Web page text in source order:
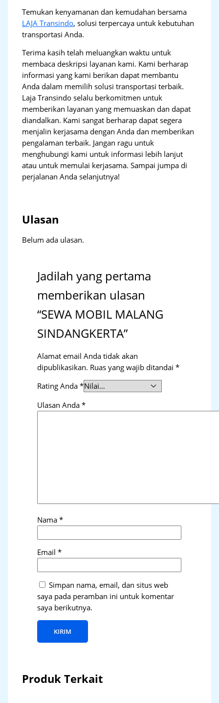
Temukan kenyamanan dan kemudahan bersama
LAJA Transindo, solusi terpercaya untuk kebutuhan
transportasi Anda.
Terima kasih telah meluangkan waktu untuk
membaca deskripsi layanan kami. Kami berharap
informasi yang kami berikan dapat membantu
Anda dalam memilih solusi transportasi terbaik.
Laja Transindo selalu berkomitmen untuk
memberikan layanan yang memuaskan dan dapat
diandalkan. Kami sangat berharap dapat segera
menjalin kerjasama dengan Anda dan memberikan
pengalaman terbaik. Jangan ragu untuk
menghubungi kami untuk informasi lebih lanjut
atau untuk memulai kerjasama. Sampai jumpa di
perjalanan Anda selanjutnya!
Ulasan
Belum ada ulasan.
Jadilah yang pertama
memberikan ulasan
“SEWA MOBIL MALANG
SINDANGKERTA”
Alamat email Anda tidak akan
dipublikasikan. Ruas yang wajib ditandai*
Rating Anda*
Ulasan Anda*
Nama*
Email*
Simpan nama, email, dan situs web
saya pada peramban ini untuk komentar
saya berikutnya.
Produk Terkait